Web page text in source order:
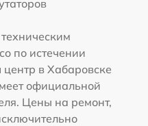
по истечении
в Хабаровске
официальной
Цены на ремонт,